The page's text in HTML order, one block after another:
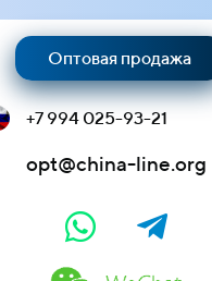
Оптовая продажа
+7 994 025-93-21
opt@china-line.org